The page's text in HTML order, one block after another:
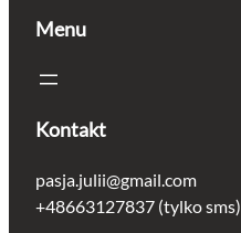
Menu
Kontakt
pasja.julii@gmail.com
+48663127837 (tylko sms)